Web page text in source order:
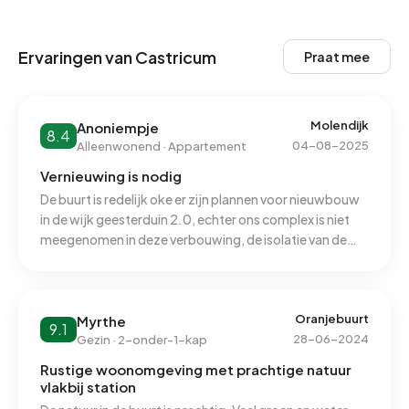
Ervaringen van Castricum Praat mee
8.4 Anoniempje
Alleenwonend · Appartement
Molendijk
04-08-2025
Vernieuwing is nodig
De buurt is redelijk oke er zijn plannen voor nieuwbouw
in de wijk geesterduin 2.0, echter ons complex is niet
meegenomen in deze verbouwing, de isolatie van de
slaapkamer eronder, ook hebben buren ernstig last van
schimmelvorming door de slechte isolatie. Qua
inbraken en is erg inbraakgevoelig, de politie is vaak snel
te plaatsen indien nodig
9.1 Myrthe
Gezin · 2-onder-1-kap
Oranjebuurt
28-06-2024
Rustige woonomgeving met prachtige natuur
vlakbij station